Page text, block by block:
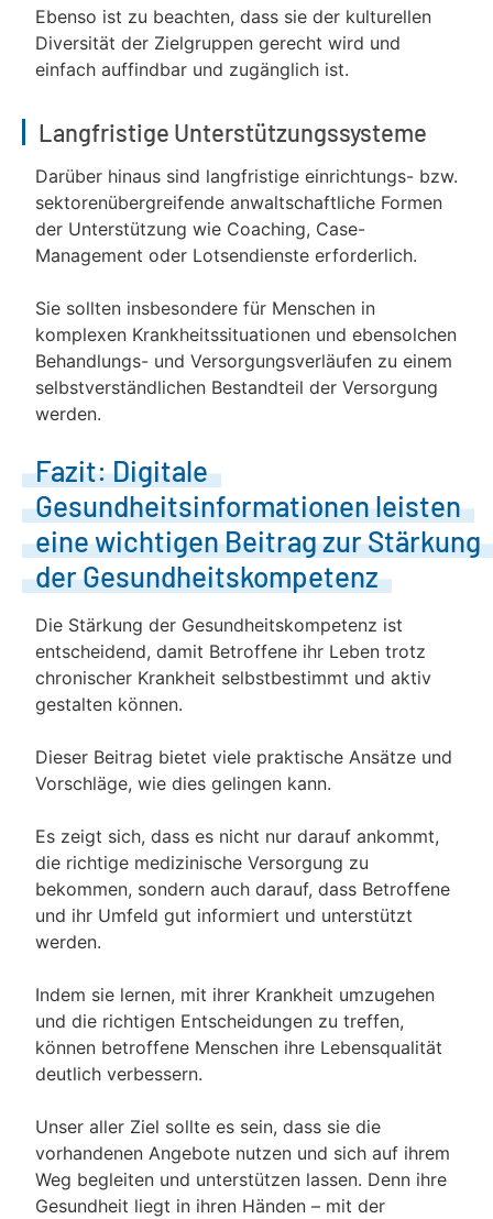
Ebenso ist zu beachten, dass sie der kulturellen
Diversität der Zielgruppen gerecht wird und
einfach auffindbar und zugänglich ist.
Langfristige Unterstützungssysteme
Darüber hinaus sind langfristige einrichtungs- bzw.
sektorenübergreifende anwaltschaftliche Formen
der Unterstützung wie Coaching, Case-
Management oder Lotsendienste erforderlich.
Sie sollten insbesondere für Menschen in
komplexen Krankheitssituationen und ebensolchen
Behandlungs- und Versorgungsverläufen zu einem
selbstverständlichen Bestandteil der Versorgung
werden.
Fazit: Digitale
Gesundheitsinformationen leisten
eine wichtigen Beitrag zur Stärkung
der Gesundheitskompetenz
Die Stärkung der Gesundheitskompetenz ist
entscheidend, damit Betroffene ihr Leben trotz
chronischer Krankheit selbstbestimmt und aktiv
gestalten können.
Dieser Beitrag bietet viele praktische Ansätze und
Vorschläge, wie dies gelingen kann.
Es zeigt sich, dass es nicht nur darauf ankommt,
die richtige medizinische Versorgung zu
bekommen, sondern auch darauf, dass Betroffene
und ihr Umfeld gut informiert und unterstützt
werden.
Indem sie lernen, mit ihrer Krankheit umzugehen
und die richtigen Entscheidungen zu treffen,
können betroffene Menschen ihre Lebensqualität
deutlich verbessern.
Unser aller Ziel sollte es sein, dass sie die
vorhandenen Angebote nutzen und sich auf ihrem
Weg begleiten und unterstützen lassen. Denn ihre
Gesundheit liegt in ihren Händen – mit der